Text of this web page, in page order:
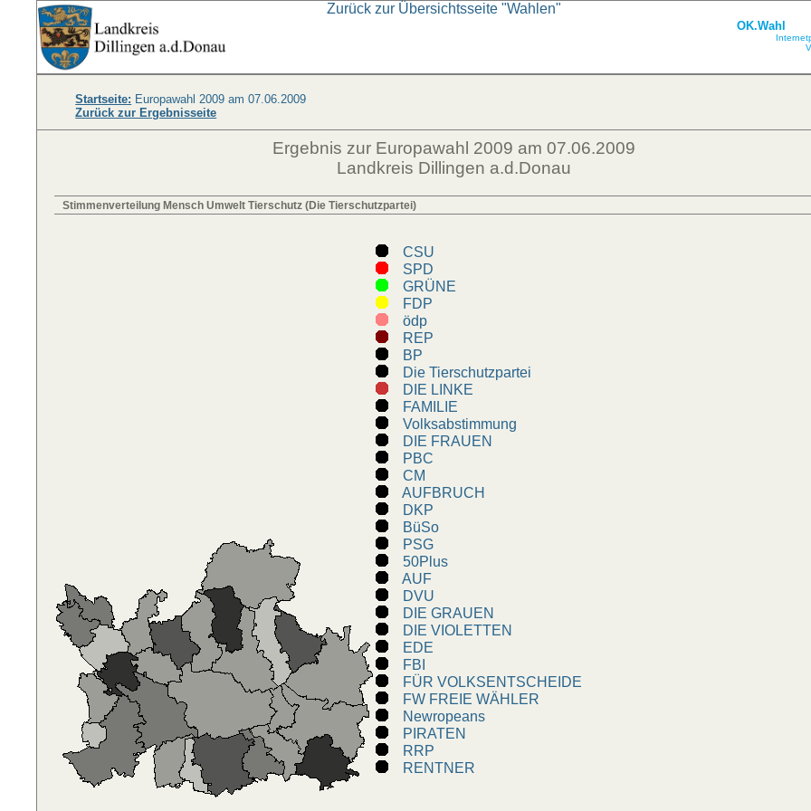
OK.Wahl
Zurück zur Übersichtsseite "Wahlen"
Startseite: Europawahl 2009 am 07.06.2009
Zurück zur Ergebnisseite
Ergebnis zur Europawahl 2009 am 07.06.2009
Landkreis Dillingen a.d.Donau
Stimmenverteilung Mensch Umwelt Tierschutz (Die Tierschutzpartei)
CSU
SPD
GRÜNE
FDP
ödp
REP
BP
Die Tierschutzpartei
DIE LINKE
FAMILIE
Volksabstimmung
DIE FRAUEN
PBC
CM
AUFBRUCH
DKP
BüSo
PSG
50Plus
AUF
DVU
DIE GRAUEN
DIE VIOLETTEN
EDE
FBI
FÜR VOLKSENTSCHEIDE
FW FREIE WÄHLER
Newropeans
PIRATEN
RRP
RENTNER